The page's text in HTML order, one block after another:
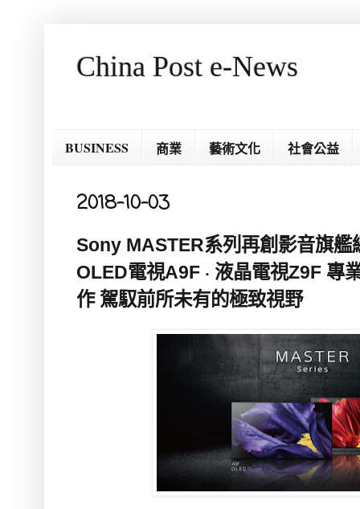
China Post e-News
BUSINESS 商業 藝術文化 社會公益
2018-10-03
Sony MASTER系列再創影音旗艦
OLED電視A9F ‧ 液晶電視Z9F 專
作 駕馭前所未有的極致視野